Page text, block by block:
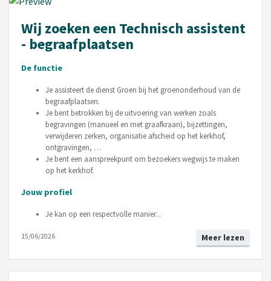
Wij zoeken een Technisch assistent
- begraafplaatsen
De functie
Je assisteert de dienst Groen bij het groenonderhoud van de
begraafplaatsen.
Je bent betrokken bij de uitvoering van werken zoals
begravingen (manueel en met graafkraan), bijzettingen,
verwijderen zerken, organisatie afscheid op het kerkhof,
ontgravingen, …
Je bent een aanspreekpunt om bezoekers wegwijs te maken
op het kerkhof.
Jouw profiel
Je kan op een respectvolle manier...
Meer lezen
15/06/2026